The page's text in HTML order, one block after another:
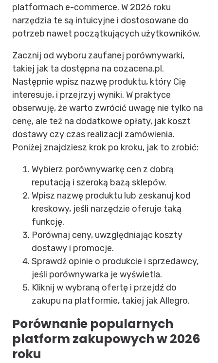
platformach e-commerce. W 2026 roku
narzędzia te są intuicyjne i dostosowane do
potrzeb nawet początkujących użytkowników.
Zacznij od wyboru zaufanej porównywarki,
takiej jak ta dostępna na cozacena.pl.
Następnie wpisz nazwę produktu, który Cię
interesuje, i przejrzyj wyniki. W praktyce
obserwuję, że warto zwrócić uwagę nie tylko na
cenę, ale też na dodatkowe opłaty, jak koszt
dostawy czy czas realizacji zamówienia.
Poniżej znajdziesz krok po kroku, jak to zrobić:
Wybierz porównywarkę cen z dobrą
reputacją i szeroką bazą sklepów.
Wpisz nazwę produktu lub zeskanuj kod
kreskowy, jeśli narzędzie oferuje taką
funkcję.
Porównaj ceny, uwzględniając koszty
dostawy i promocje.
Sprawdź opinie o produkcie i sprzedawcy,
jeśli porównywarka je wyświetla.
Kliknij w wybraną ofertę i przejdź do
zakupu na platformie, takiej jak Allegro.
Porównanie popularnych
platform zakupowych w 2026
roku